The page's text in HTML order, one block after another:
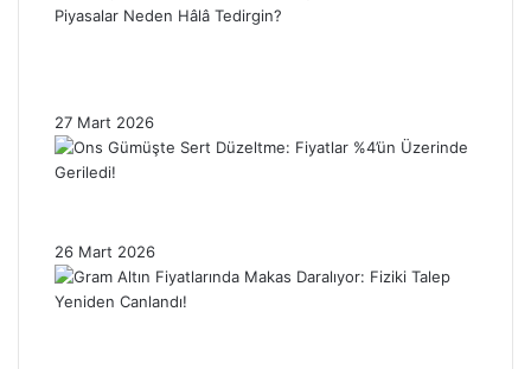
27 Mart 2026
26 Mart 2026